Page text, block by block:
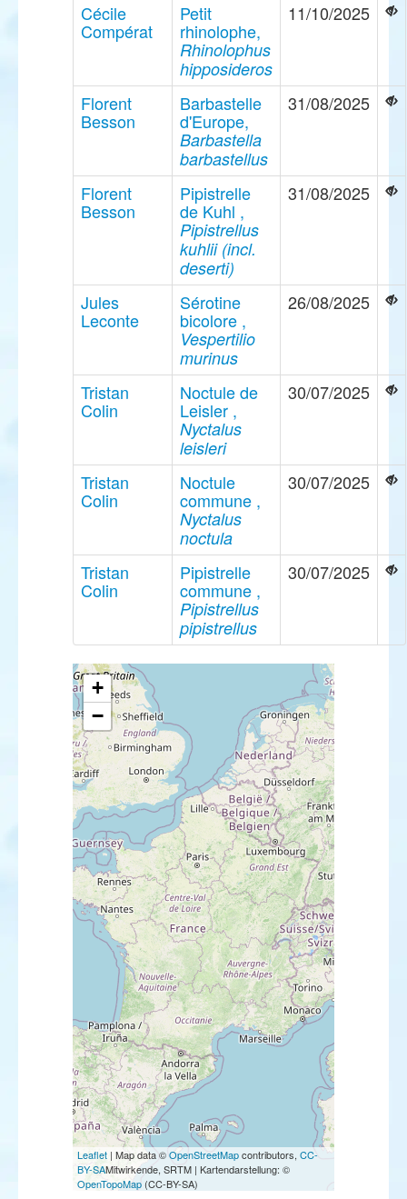
Cécile
Compérat
Petit
rhinolophe,
Rhinolophus
hipposideros
11/10/2025
Florent
Besson
Barbastelle
d'Europe,
Barbastella
barbastellus
31/08/2025
Florent
Besson
Pipistrelle
de Kuhl ,
Pipistrellus
kuhlii (incl.
deserti)
31/08/2025
Jules
Leconte
Sérotine
bicolore ,
Vespertilio
murinus
26/08/2025
Tristan
Colin
Noctule de
Leisler ,
Nyctalus
leisleri
30/07/2025
Tristan
Colin
Noctule
commune ,
Nyctalus
noctula
30/07/2025
Tristan
Colin
Pipistrelle
commune ,
Pipistrellus
pipistrellus
30/07/2025
+
−
Leaflet | Map data ©OpenStreetMapcontributors, CC-
BY-SAMitwirkende, SRTM | Kartendarstellung: ©
OpenTopoMap (CC-BY-SA)